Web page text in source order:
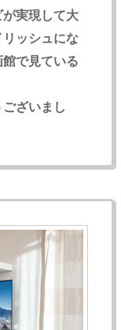
が実現して大
ッシュにな
で見ている
ざいまし